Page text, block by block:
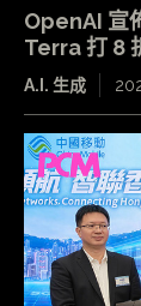
OpenAI 宣
Terra 打 8
A.I. 生成